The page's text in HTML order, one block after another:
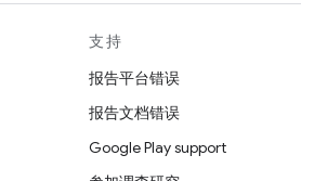
支持
报告平台错误
报告文档错误
Google Play support